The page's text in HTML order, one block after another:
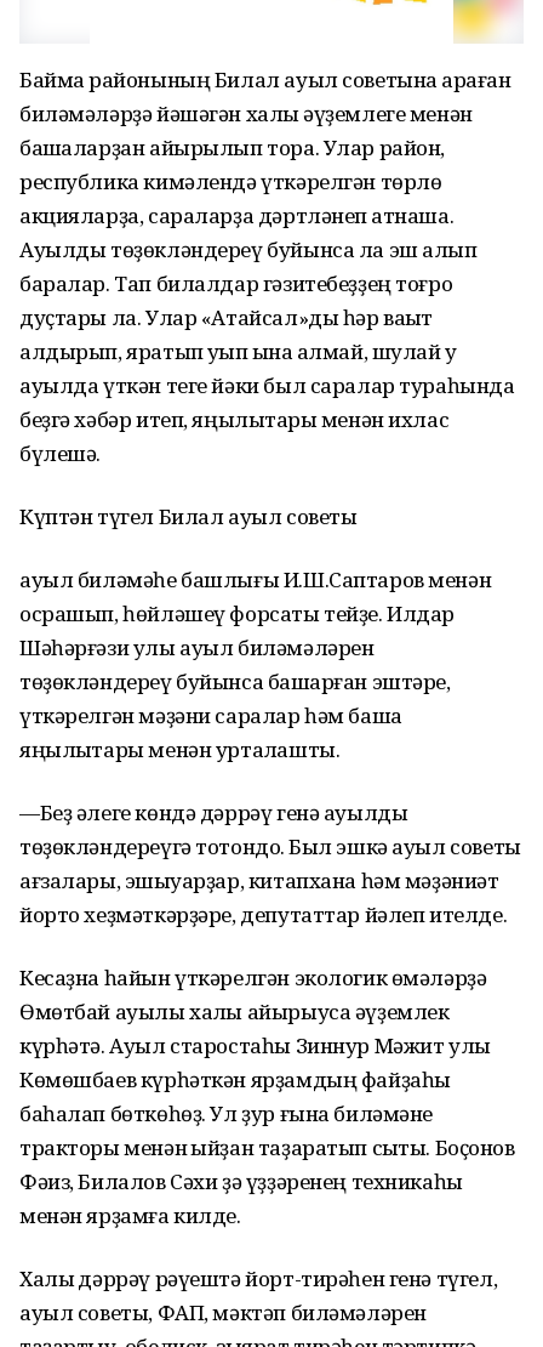
Баймаҡ районының Билал ауыл советына ҡараған
биләмәләрҙә йәшәгән халыҡ әүҙемлеге менән
башҡаларҙан айырылып тора. Улар район,
республика кимәлендә үткәрелгән төрлө
акцияларҙа, сараларҙа дәртләнеп ҡатнаша.
Ауылды төҙөкләндереү буйынса ла эш алып
баралар. Тап билалдар гәзитебеҙҙең тоғро
дуҫтары ла. Улар «Атайсал»ды һәр ваҡыт
алдырып, яратып уҡып ҡына ҡалмай, шулай уҡ
ауылда үткән теге йәки был саралар тураһында
беҙгә хәбәр итеп, яңылыҡтары менән ихлас
бүлешә.
Күптән түгел Билал ауыл советы
ауыл биләмәһе башлығы И.Ш.Саптаров менән
осрашып, һөйләшеү форсаты тейҙе. Илдар
Шәһәрғәзи улы ауыл биләмәләрен
төҙөкләндереү буйынса башҡарған эштәре,
үткәрелгән мәҙәни саралар һәм башҡа
яңылыҡтары менән уртаҡлашты.
—Беҙ әлеге көндә дәррәү генә ауылды
төҙөкләндереүгә тотондоҡ. Был эшкә ауыл советы
ағзалары, эшҡыуарҙар, китапхана һәм мәҙәниәт
йорто хеҙмәткәрҙәре, депутаттар йәлеп ителде.
Кесаҙна һайын үткәрелгән экологик өмәләрҙә
Өмөтбай ауылы халҡы айырыуса әүҙемлек
күрһәтә. Ауыл старостаһы Зиннур Мәжит улы
Көмөшбаев күрһәткән ярҙамдың файҙаһы
баһалап бөткөһөҙ. Ул ҙур ғына биләмәне
тракторы менән ҡыйҙан таҙаратып сыҡты. Боҫҡонов
Фәиз, Билалов Сәхи ҙә үҙҙәренең техникаһы
менән ярҙамға килде.
Халыҡ дәррәү рәүештә йорт-тирәһен генә түгел,
ауыл советы, ФАП, мәктәп биләмәләрен